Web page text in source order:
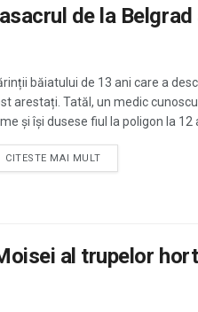
de la
băiatului de 13 ani care a
arestați. Tatăl, un medic
și își dusese fiul la poligon la 12
CITESTE MAI MULT
al trupelor